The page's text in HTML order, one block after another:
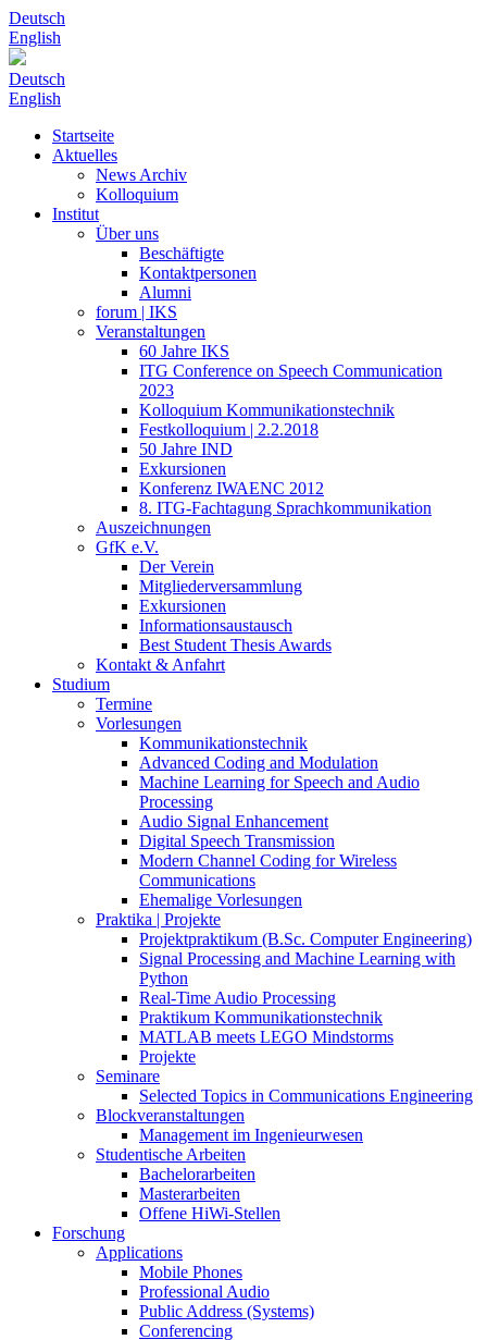
Deutsch
English
Deutsch
English
Startseite
Aktuelles
News Archiv
Kolloquium
Institut
Über uns
Beschäftigte
Kontaktpersonen
Alumni
forum | IKS
Veranstaltungen
60 Jahre IKS
ITG Conference on Speech Communication
2023
Kolloquium Kommunikationstechnik
Festkolloquium | 2.2.2018
50 Jahre IND
Exkursionen
Konferenz IWAENC 2012
8. ITG-Fachtagung Sprachkommunikation
Auszeichnungen
GfK e.V.
Der Verein
Mitgliederversammlung
Exkursionen
Informationsaustausch
Best Student Thesis Awards
Kontakt & Anfahrt
Studium
Termine
Vorlesungen
Kommunikationstechnik
Advanced Coding and Modulation
Machine Learning for Speech and Audio
Processing
Audio Signal Enhancement
Digital Speech Transmission
Modern Channel Coding for Wireless
Communications
Ehemalige Vorlesungen
Praktika | Projekte
Projektpraktikum (B.Sc. Computer Engineering)
Signal Processing and Machine Learning with
Python
Real-Time Audio Processing
Praktikum Kommunikationstechnik
MATLAB meets LEGO Mindstorms
Projekte
Seminare
Selected Topics in Communications Engineering
Blockveranstaltungen
Management im Ingenieurwesen
Studentische Arbeiten
Bachelorarbeiten
Masterarbeiten
Offene HiWi-Stellen
Forschung
Applications
Mobile Phones
Professional Audio
Public Address (Systems)
Conferencing